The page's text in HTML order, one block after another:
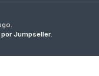
Jumpseller.